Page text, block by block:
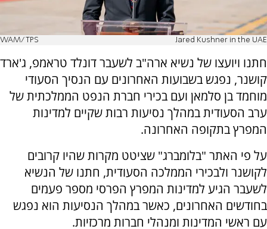
Jared Kushner in the UAE
WAM/TPS
חתנו ויועצו של נשיא ארה"ב לשעבר דונלד טראמפ, ג'ארד
קושנר, נפגש בשבועות האחרונים עם הנסיך הסעודי
מוחמד בן סלמאן ועם בכירי חברת הנפט הממלכתית של
ערב הסעודית במהלך נסיעות רבות שקיים למדינות
המפרץ בתקופה האחרונה.
על פי האתר "בלומברג" שציטט מקרות שהיו קרובים
לקושנר ולבכירי הממלכה הסעודית, חתנו של הנשיא
לשעבר הגיע למדינות המפרץ הפרסי מספר פעמים
בחודשים האחרונים, כאשר במהלך הנסיעות הוא נפגש
עם ראשי המדינות ומנהלי חברות מרכזיות.